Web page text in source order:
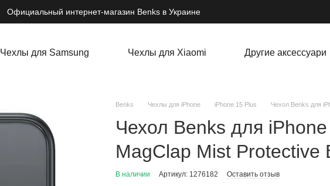
Официальный интернет-магазин Benks в Украине
Чехлы для Samsung Чехлы для Xiaomi Другие аксессуари
Benks Чехлы для iPhone iPhone 15 Plus Чехол Benks для
Чехол Benks для
MagClap Mist Protective
В наличии Артикул: 1276182 Оставить отзыв